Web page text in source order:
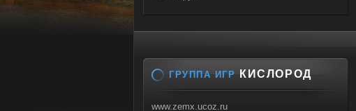
ГРУППА ИГР КИСЛОРОД
www.zemx.ucoz.ru